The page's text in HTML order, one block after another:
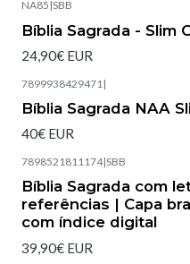
NA85 |SBB
Bíblia Sagrada - Slim
24,90€ EUR
7899938429471 |
Bíblia Sagrada NAA
40€ EUR
7898521811174|SBB
Bíblia Sagrada com
referências | Capa
com índice digital
39,90€ EUR